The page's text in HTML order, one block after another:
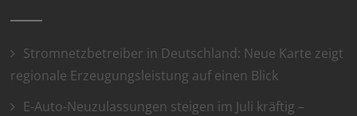
Stromnetzbetreiber in Deutschland: Neue Karte zeigt
regionale Erzeugungsleistung auf einen Blick
E-Auto-Neuzulassungen steigen im Juli kräftig –